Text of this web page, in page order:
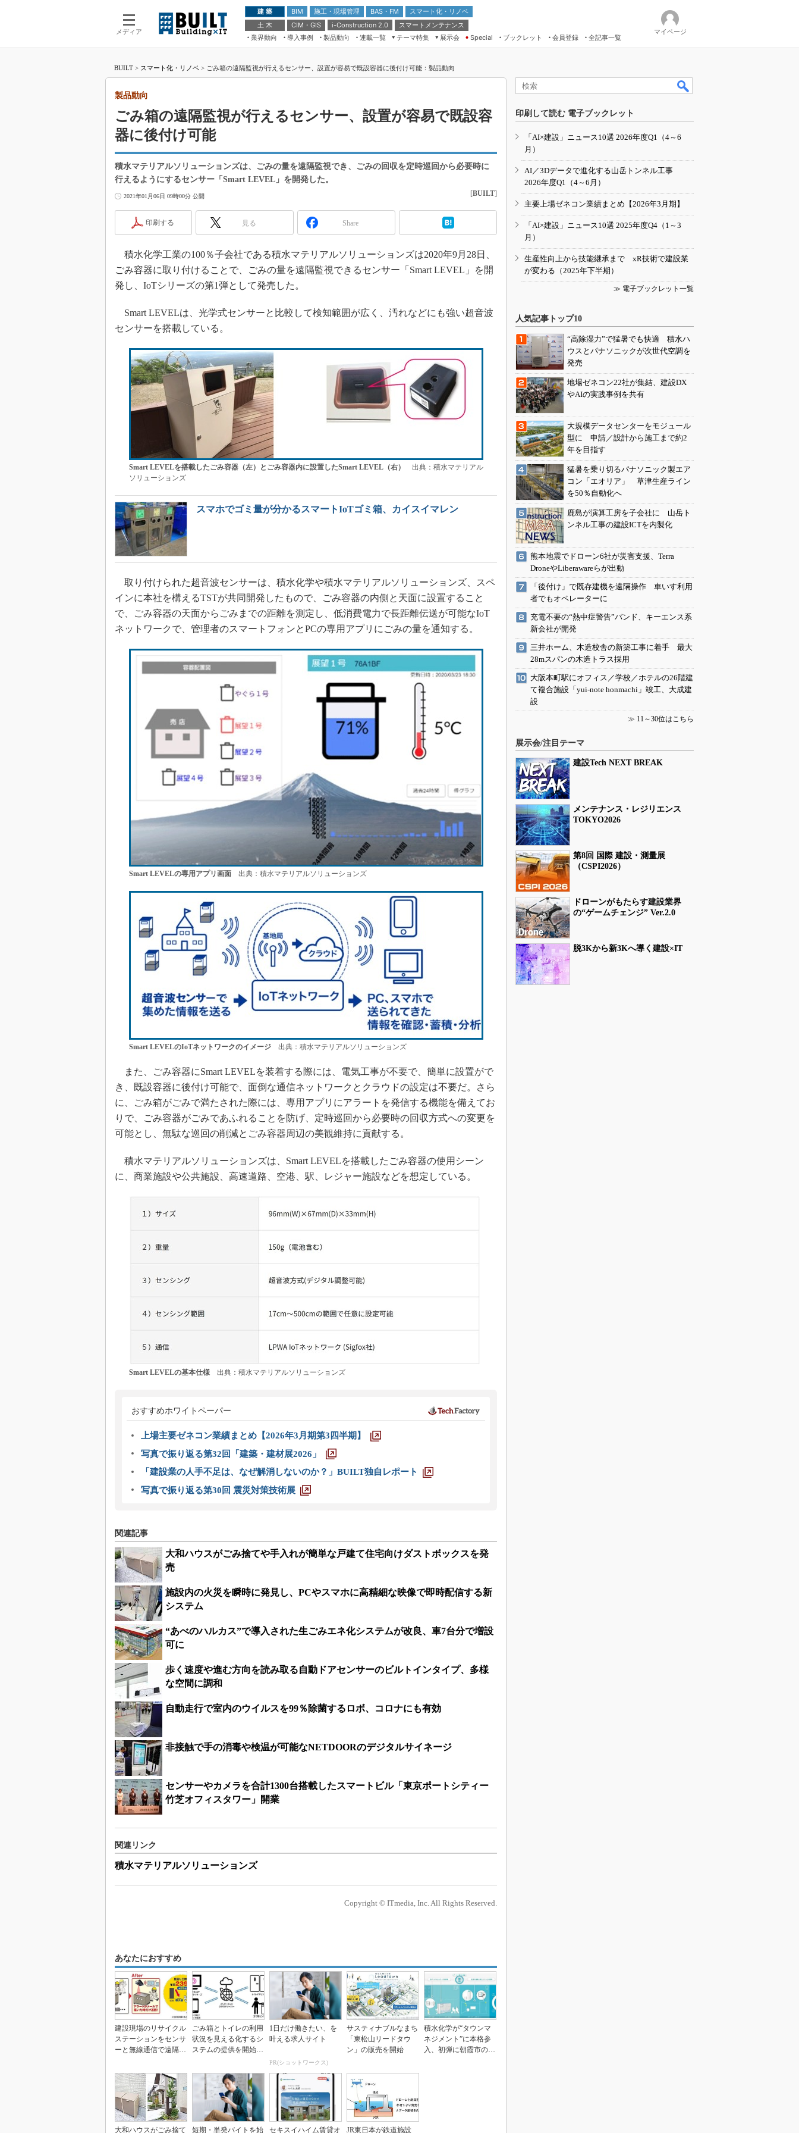
メディア
建 築 BIM 施工・現場管理 BAS・FM
スマート化・リノベ
土 木
CIM・GIS i-Construction 2.0
スマートメンテナンス
業界動向
導入事例 製品動向 連載一覧
テーマ特集
ドローンがもたらす建設業界の“ゲー
ムチェンジ” Ver.2.0
“Society5.0”時代のスマートビル
展示会
第8回 国際 建設・測量展
築・土木・不動産の先端技術展－
メンテナンス・レジリエンスOSAKA
日本 ものづくりワールド 2020
IGAS2018
Special ブックレット 会員登録 全記事一覧
マイページ
BUILT > スマート化・リノベ > ごみ箱の遠隔監視が行えるセンサー、設置が容易で既設容器に後付け可能：製品動向
ごみ箱の遠隔監視が行えるセンサー、設置が容易で既設容
器に後付け可能
製品動向
積水マテリアルソリューションズは、ごみの量を遠隔監視でき、ごみの回収を定時巡回から必要時に
行えるようにするセンサー「Smart LEVEL」を開発した。
2021年01月06日 09時00分 公開 [BUILT]
印刷する 見る Share
積水化学工業の100％子会社である積水マテリアルソリューションズは2020年9月28日、
ごみ容器に取り付けることで、ごみの量を遠隔監視できるセンサー「Smart LEVEL」を開
発し、IoTシリーズの第1弾として発売した。
Smart LEVELは、光学式センサーと比較して検知範囲が広く、汚れなどにも強い超音波
センサーを搭載している。
Smart LEVELを搭載したごみ容器（左）とごみ容器内に設置したSmart LEVEL（右）
出典：積水マテリアル
ソリューションズ
スマホでゴミ量が分かるスマートIoTゴミ箱、カイスイマレン
取り付けられた超音波センサーは、積水化学や積水マテリアルソリューションズ、スペ
インに本社を構えるTSTが共同開発したもので、ごみ容器の内側と天面に設置すること
で、ごみ容器の天面からごみまでの距離を測定し、低消費電力で長距離伝送が可能なIoT
ネットワークで、管理者のスマートフォンとPCの専用アプリにごみの量を通知する。
Smart LEVELの専用アプリ画面出典：積水マテリアルソリューションズ
Smart LEVELのIoTネットワークのイメージ出典：積水マテリアルソリューションズ
また、ごみ容器にSmart LEVELを装着する際には、電気工事が不要で、簡単に設置がで
き、既設容器に後付け可能で、面倒な通信ネットワークとクラウドの設定は不要だ。さら
に、ごみ箱がごみで満たされた際には、専用アプリにアラートを発信する機能を備えてお
りで、ごみ容器がごみであふれることを防げ、定時巡回から必要時の回収方式への変更を
可能とし、無駄な巡回の削減とごみ容器周辺の美観維持に貢献する。
積水マテリアルソリューションズは、Smart LEVELを搭載したごみ容器の使用シーン
に、商業施設や公共施設、高速道路、空港、駅、レジャー施設などを想定している。
Smart LEVELの基本仕様出典：積水マテリアルソリューションズ
おすすめホワイトペーパー
上場主要ゼネコン業績まとめ【2026年3月期第3四半期】
写真で振り返る第32回「建築・建材展2026」
「建設業の人手不足は、なぜ解消しないのか？」BUILT独自レポート
写真で振り返る第30回 震災対策技術展
関連記事
大和ハウスがごみ捨てや手入れが簡単な戸建て住宅向けダストボックスを発
売
施設内の火災を瞬時に発見し、PCやスマホに高精細な映像で即時配信する新
システム
“あべのハルカス”で導入された生ごみエネ化システムが改良、車7台分で増設
可に
歩く速度や進む方向を読み取る自動ドアセンサーのビルトインタイプ、多様
な空間に調和
自動走行で室内のウイルスを99％除菌するロボ、コロナにも有効
非接触で手の消毒や検温が可能なNETDOORのデジタルサイネージ
センサーやカメラを合計1300台搭載したスマートビル「東京ポートシティー
竹芝オフィスタワー」開業
関連リンク
積水マテリアルソリューションズ
Copyright © ITmedia, Inc. All Rights Reserved.
あなたにおすすめ
建設現場のリサイクル
ステーションをセンサ
ーと無線通信で遠隔監
ケ...
ごみ箱とトイレの利用
状況を見える化するシ
ステムの提供を開始、
1日だけ働きたい、を
叶える求人サイト
PR(ショットワークス)
サスティナブルなまち
「東松山リードタウ
ン」の販売を開始
積水化学が“タウンマ
ネジメント”に本格参
入、初弾に朝霞市の分
大和ハウスがごみ捨て 短期・単発バイトを始 セキスイハイム賃貸オ JR東日本が鉄道施設
印刷して読む 電子ブックレット
「AI×建設」ニュース10選 2026年度Q1（4～6
月）
AI／3Dデータで進化する山岳トンネル工事
2026年度Q1（4～6月）
主要上場ゼネコン業績まとめ【2026年3月期】
「AI×建設」ニュース10選 2025年度Q4（1～3
月）
生産性向上から技能継承まで xR技術で建設業
が変わる（2025年下半期）
≫ 電子ブックレット一覧
人気記事トップ10
“高除湿力”で猛暑でも快適 積水ハ
ウスとパナソニックが次世代空調を
発売
地場ゼネコン22社が集結、建設DX
やAIの実践事例を共有
大規模データセンターをモジュール
型に 申請／設計から施工まで約2
年を目指す
猛暑を乗り切るパナソニック製エア
コン「エオリア」 草津生産ライン
を50％自動化へ
鹿島が演算工房を子会社に 山岳ト
ンネル工事の建設ICTを内製化
熊本地震でドローン6社が災害支援、Terra
DroneやLiberawareらが出動
「後付け」で既存建機を遠隔操作 車いす利用
者でもオペレーターに
充電不要の“熱中症警告”バンド、キーエンス系
新会社が開発
三井ホーム、木造校舎の新築工事に着手 最大
28mスパンの木造トラス採用
大阪本町駅にオフィス／学校／ホテルの26階建
て複合施設「yui-note honmachi」竣工、大成建
設
≫ 11～30位はこちら
展示会/注目テーマ
建設Tech NEXT BREAK
メンテナンス・レジリエンス
TOKYO2026
第8回 国際 建設・測量展
（CSPI2026）
ドローンがもたらす建設業界
の“ゲームチェンジ” Ver.2.0
脱3Kから新3Kへ導く建設×IT